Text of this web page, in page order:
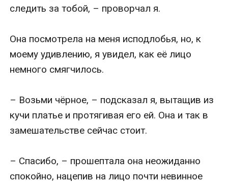
следить за тобой, – проворчал я.
Она посмотрела на меня исподлобья, но, к
моему удивлению, я увидел, как её лицо
немного смягчилось.
– Возьми чёрное, – подсказал я, вытащив из
кучи платье и протягивая его ей. Она и так в
замешательстве сейчас стоит.
– Спасибо, – прошептала она неожиданно
спокойно, нацепив на лицо почти невинное